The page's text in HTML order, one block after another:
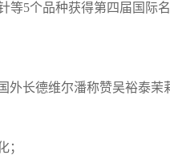
等5个品种获得第四届国际
外长德维尔潘称赞吴裕泰茉
；